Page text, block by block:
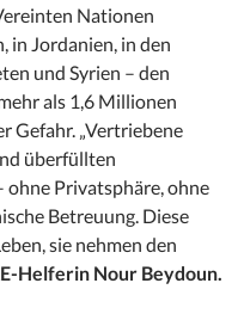
Nationen
in Jordanien, in den
und Syrien – den
als 1,6 Millionen
Gefahr. „Vertriebene
überfüllten
Privatsphäre, ohne
Betreuung. Diese
sie nehmen den
Helferin Nour Beydoun.